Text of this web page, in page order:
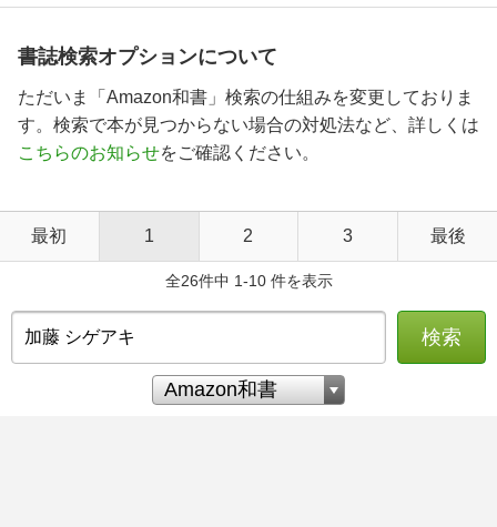
書誌検索オプションについて
ただいま「Amazon和書」検索の仕組みを変更しておりま
す。検索で本が見つからない場合の対処法など、詳しくは
こちらのお知らせをご確認ください。
最初 1 2 3 最後
全26件中 1-10 件を表示
検索